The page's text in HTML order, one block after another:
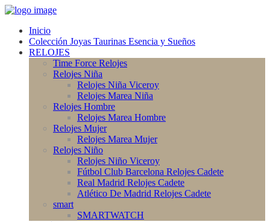
Inicio
Colección Joyas Taurinas Esencia y Sueños
RELOJES
Time Force Relojes
Relojes Niña
Relojes Niña Viceroy
Relojes Marea Niña
Relojes Hombre
Relojes Marea Hombre
Relojes Mujer
Relojes Marea Mujer
Relojes Niño
Relojes Niño Viceroy
Fútbol Club Barcelona Relojes Cadete
Real Madrid Relojes Cadete
Atlético De Madrid Relojes Cadete
smart
SMARTWATCH